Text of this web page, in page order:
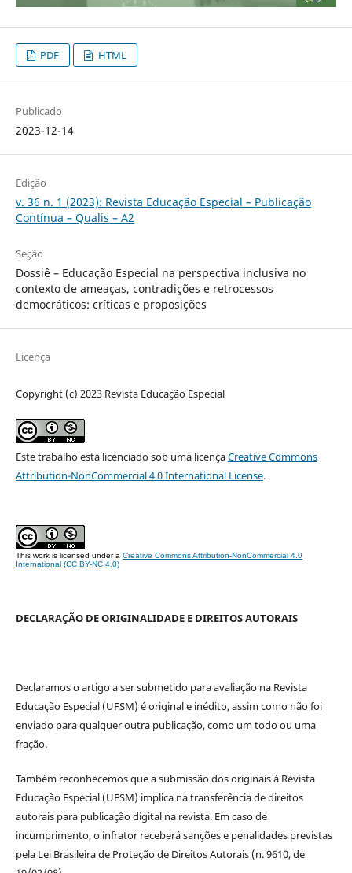
PDF HTML
Publicado
2023-12-14
Edição
v. 36 n. 1 (2023): Revista Educação Especial – Publicação
Contínua – Qualis – A2
Seção
Dossiê – Educação Especial na perspectiva inclusiva no
contexto de ameaças, contradições e retrocessos
democráticos: críticas e proposições
Licença
Copyright (c) 2023 Revista Educação Especial
Este trabalho está licenciado sob uma licençaCreative Commons
Attribution-NonCommercial 4.0 International License.
This work is licensed under a Creative Commons Attribution-NonCommercial 4.0
International (CC BY-NC 4.0)
DECLARAÇÃO DE ORIGINALIDADE E DIREITOS AUTORAIS
Declaramos o artigo a ser submetido para avaliação na Revista
Educação Especial (UFSM) é original e inédito, assim como não foi
enviado para qualquer outra publicação, como um todo ou uma
fração.
Também reconhecemos que a submissão dos originais à Revista
Educação Especial (UFSM) implica na transferência de direitos
autorais para publicação digital na revista. Em caso de
incumprimento, o infrator receberá sanções e penalidades previstas
pela Lei Brasileira de Proteção de Direitos Autorais (n. 9610, de